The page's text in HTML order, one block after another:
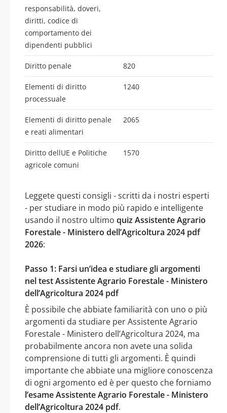
responsabilità, doveri,
diritti, codice di
comportamento dei
dipendenti pubblici
Diritto penale 820
Elementi di diritto
processuale
1240
Elementi di diritto penale
e reati alimentari
2065
Diritto dellUE e Politiche
agricole comuni
1570
Leggete questi consigli - scritti da i nostri esperti
- per studiare in modo più rapido e intelligente
usando il nostro ultimo quiz Assistente Agrario
Forestale - Ministero dell’Agricoltura 2024 pdf
2026:
Passo 1: Farsi un’idea e studiare gli argomenti
nel test Assistente Agrario Forestale - Ministero
dell’Agricoltura 2024 pdf
È possibile che abbiate familiarità con uno o più
argomenti da studiare per Assistente Agrario
Forestale - Ministero dell’Agricoltura 2024, ma
probabilmente ancora non avete una solida
comprensione di tutti gli argomenti. È quindi
importante che abbiate una migliore conoscenza
di ogni argomento ed è per questo che forniamo
l’esame Assistente Agrario Forestale - Ministero
dell’Agricoltura 2024 pdf.